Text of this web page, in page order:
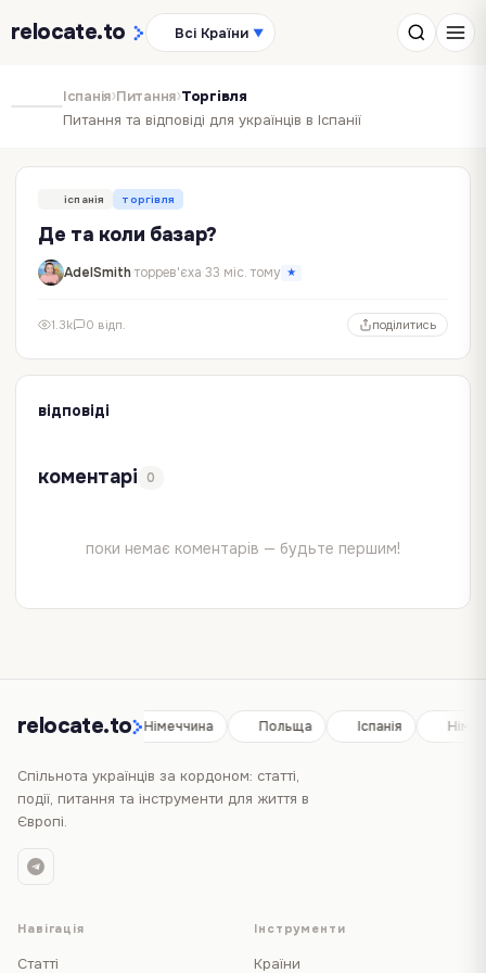
relocate.to Всі Країни ▼
Іспанія›Питання›Торгівля
Питання та відповіді для українців в Іспанії
іспанія торгівля
Де та коли базар?
AdelSmith·торрев'єха·33 міс. тому ★
1.3k 0 відп. поділитись
відповіді
коментарі 0
поки немає коментарів — будьте першим!
relocate.to
Іспанія Німеччина Польща Іспанія
Спільнота українців за кордоном: статті,
події, питання та інструменти для життя в
Європі.
Навігація
Статті
Інструменти
Країни